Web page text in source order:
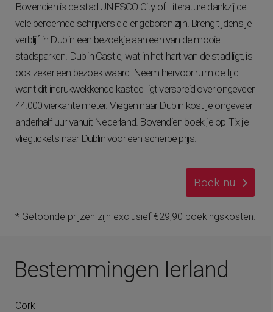
Boek nu
Bovendien is de stad UNESCO City of Literature dankzij de
vele beroemde schrijvers die er geboren zijn. Breng tijdens je
verblijf in Dublin een bezoekje aan een van de mooie
stadsparken. Dublin Castle, wat in het hart van de stad ligt, is
ook zeker een bezoek waard. Neem hiervoor ruim de tijd
want dit indrukwekkende kasteel ligt verspreid over ongeveer
44.000 vierkante meter. Vliegen naar Dublin kost je ongeveer
anderhalf uur vanuit Nederland. Bovendien boek je op Tix je
vliegtickets naar Dublin voor een scherpe prijs.
* Getoonde prijzen zijn exclusief €29,90 boekingskosten.
Bestemmingen Ierland
Cork